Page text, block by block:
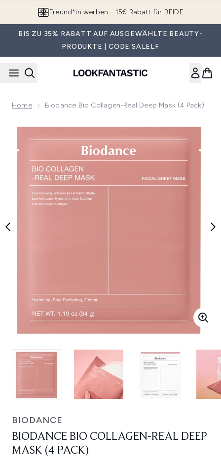
Freund*in werben - 15€ Rabatt für BEIDE
BIS ZU 35% RABATT AUF AUSGEWÄHLTE BEAUTY-
PRODUKTE | CODE SALELF
Home Biodance Bio Collagen-Real Deep Mask (4 Pack)
BIODANCE
BIODANCE BIO COLLAGEN-REAL DEEP
MASK (4 PACK)